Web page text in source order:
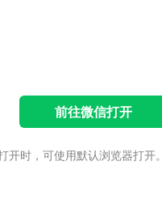
前往微信打开
开时，可使用默认浏览器打开。